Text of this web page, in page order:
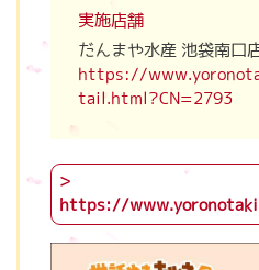
実施店舗
だんまや水産 池袋南口
https://
tail.html?CN=2793
https://